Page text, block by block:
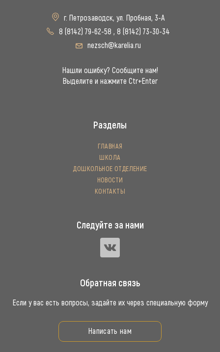
г. Петрозаводск, ул. Пробная, 3-А
8 (8142) 79-62-58 , 8 (8142) 73-30-34
nezsch@karelia.ru
Нашли ошибку? Сообщите нам!
Выделите и нажмите Ctr+Enter
Разделы
ГЛАВНАЯ
ШКОЛА
ДОШКОЛЬНОЕ ОТДЕЛЕНИЕ
НОВОСТИ
КОНТАКТЫ
Следуйте за нами
Обратная связь
Если у вас есть вопросы, задайте их через специальную форму
Написать нам